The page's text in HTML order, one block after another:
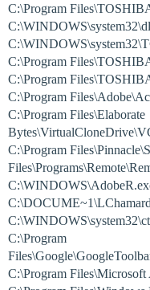
C:\Program
C:\Program
C:\Program
C:\Program
C:\Program Files\Elaborate
C:\Program
C:\Program
C:\Program